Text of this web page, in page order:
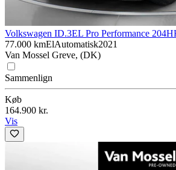
Volkswagen ID.3EL Pro Performance
77.000 kmElAutomatisk2021
Van Mossel Greve, (DK)
Sammenlign
Køb
164.900 kr.
Vis